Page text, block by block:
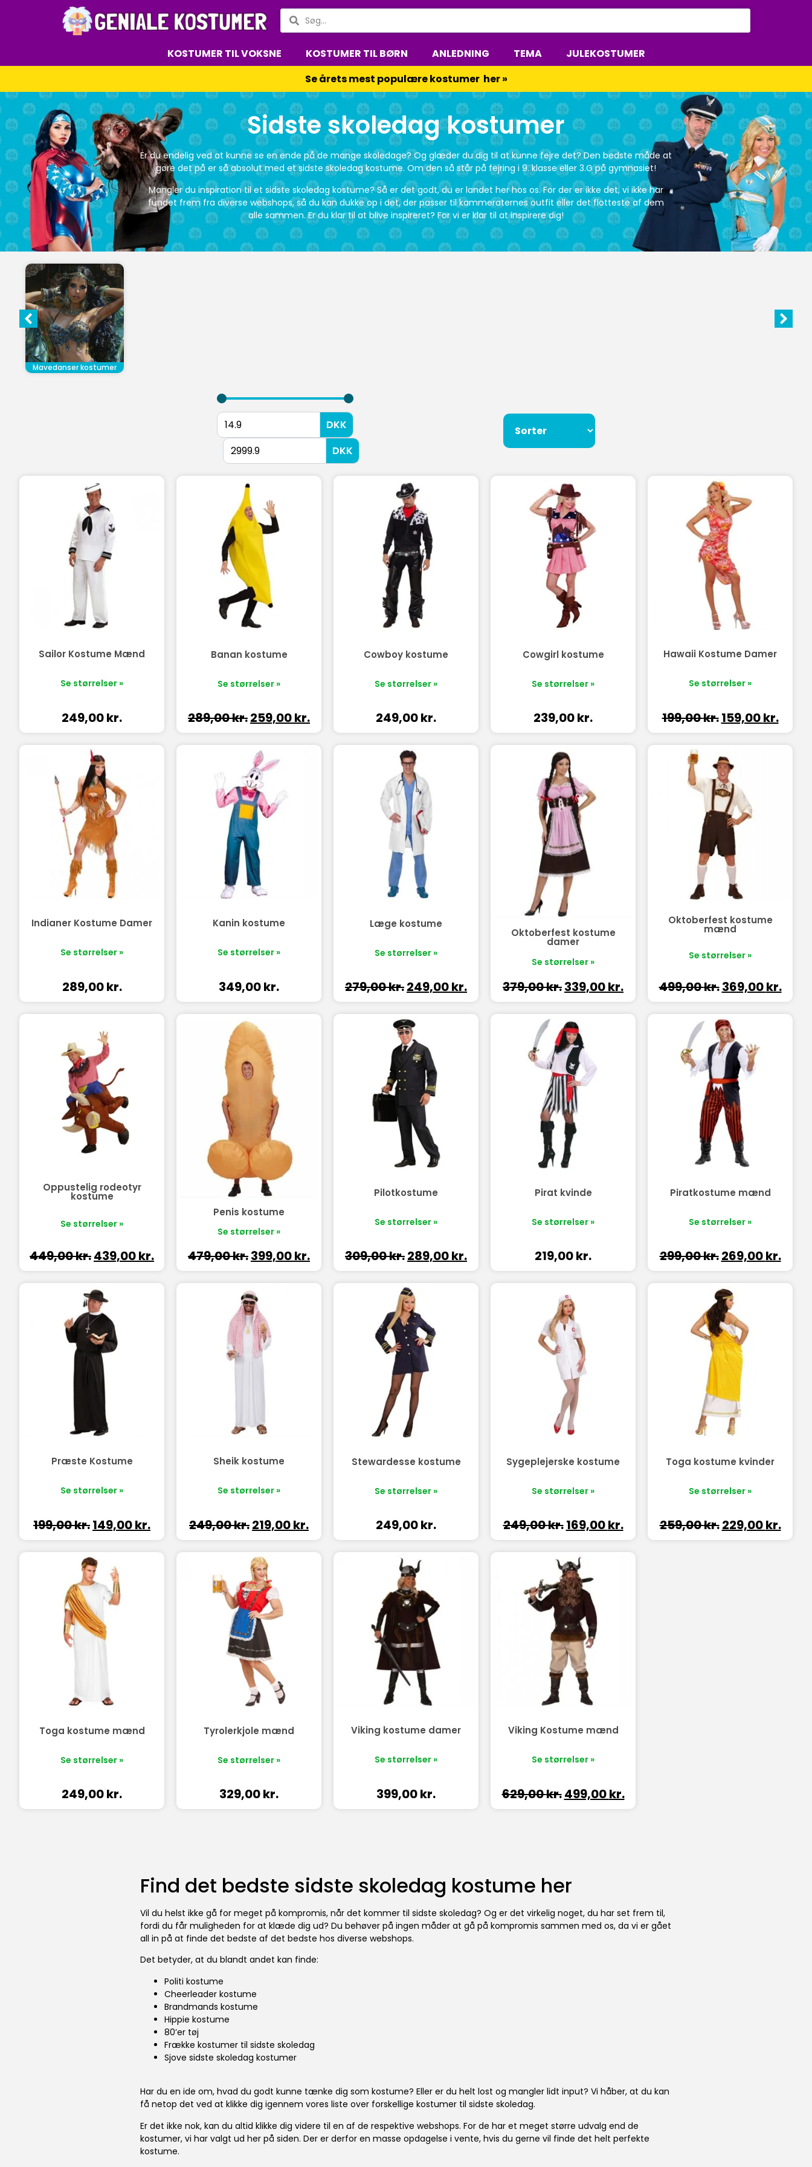
KOSTUMER TIL VOKSNE KOSTUMER TIL BØRN ANLEDNING TEMA
JULEKOSTUMER
Se årets mest populære kostumer her »
Sidste skoledag kostumer
Er du endelig ved at kunne se en ende på de mange skoledage? Og glæder du dig til at kunne fejre det? Den bedste måde at
gøre det på er så absolut med et sidste skoledag kostume. Om den så står på fejring i 9. klasse eller 3.G på gymnasiet!
Mangler du inspiration til et sidste skoledag kostume? Så er det godt, du er landet her hos os. For der er ikke det, vi ikke har
fundet frem fra diverse webshops, så du kan dukke op i det, der passer til kammeraternes outfit eller det flotteste af dem
alle sammen. Er du klar til at blive inspireret? For vi er klar til at inspirere dig!
Mavedanser kostumer
DKK
DKK
Sailor Kostume Mænd
Se størrelser »
249,00kr.
Banan kostume
Se størrelser »
289,00kr.259,00kr.
Cowboy kostume
Se størrelser »
249,00kr.
Cowgirl kostume
Se størrelser »
239,00kr.
Hawaii Kostume Damer
Se størrelser »
199,00kr.159,00kr.
Indianer Kostume Damer
Se størrelser »
289,00kr.
Kanin kostume
Se størrelser »
349,00kr.
Læge kostume
Se størrelser »
279,00kr.249,00kr.
Oktoberfest kostume
damer
Se størrelser »
379,00kr.339,00kr.
Oktoberfest kostume
mænd
Se størrelser »
499,00kr.369,00kr.
Oppustelig rodeotyr
kostume
Se størrelser »
449,00kr.439,00kr.
Penis kostume
Se størrelser »
479,00kr.399,00kr.
Pilotkostume
Se størrelser »
309,00kr.289,00kr.
Pirat kvinde
Se størrelser »
219,00kr.
Piratkostume mænd
Se størrelser »
299,00kr.269,00kr.
Præste Kostume
Se størrelser »
199,00kr.149,00kr.
Sheik kostume
Se størrelser »
249,00kr.219,00kr.
Stewardesse kostume
Se størrelser »
249,00kr.
Sygeplejerske kostume
Se størrelser »
249,00kr.169,00kr.
Toga kostume kvinder
Se størrelser »
259,00kr.229,00kr.
Toga kostume mænd
Se størrelser »
249,00kr.
Tyrolerkjole mænd
Se størrelser »
329,00kr.
Viking kostume damer
Se størrelser »
399,00kr.
Viking Kostume mænd
Se størrelser »
629,00kr.499,00kr.
Find det bedste sidste skoledag kostume her
Vil du helst ikke gå for meget på kompromis, når det kommer til sidste skoledag? Og er det virkelig noget, du har set frem til,
fordi du får muligheden for at klæde dig ud? Du behøver på ingen måder at gå på kompromis sammen med os, da vi er gået
all in på at finde det bedste af det bedste hos diverse webshops.
Det betyder, at du blandt andet kan finde:
Politi kostume
Cheerleader kostume
Brandmands kostume
Hippie kostume
80’er tøj
Frække kostumer til sidste skoledag
Sjove sidste skoledag kostumer
Har du en ide om, hvad du godt kunne tænke dig som kostume? Eller er du helt lost og mangler lidt input? Vi håber, at du kan
få netop det ved at klikke dig igennem vores liste over forskellige kostumer til sidste skoledag.
Er det ikke nok, kan du altid klikke dig videre til en af de respektive webshops. For de har et meget større udvalg end de
kostumer, vi har valgt ud her på siden. Der er derfor en masse opdagelse i vente, hvis du gerne vil finde det helt perfekte
kostume.